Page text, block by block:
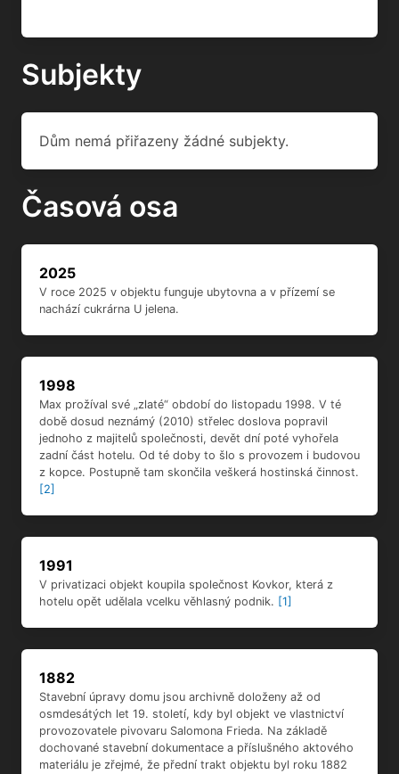
Subjekty
Dům nemá přiřazeny žádné subjekty.
Časová osa
2025
V roce 2025 v objektu funguje ubytovna a v přízemí se
nachází cukrárna U jelena.
1998
Max prožíval své „zlaté“ období do listopadu 1998. V té
době dosud neznámý (2010) střelec doslova popravil
jednoho z majitelů společnosti, devět dní poté vyhořela
zadní část hotelu. Od té doby to šlo s provozem i budovou
z kopce. Postupně tam skončila veškerá hostinská činnost.
[2]
1991
V privatizaci objekt koupila společnost Kovkor, která z
hotelu opět udělala vcelku věhlasný podnik. [1]
1882
Stavební úpravy domu jsou archivně doloženy až od
osmdesátých let 19. století, kdy byl objekt ve vlastnictví
provozovatele pivovaru Salomona Frieda. Na základě
dochované stavební dokumentace a příslušného aktového
materiálu je zřejmé, že přední trakt objektu byl roku 1882